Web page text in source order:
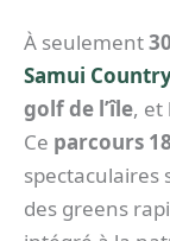
À seulement
Samui
golf de l’île, et
Ce parcours
spectaculaires
des greens